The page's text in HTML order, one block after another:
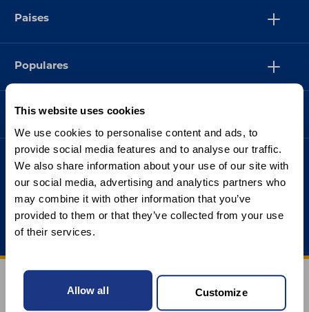
This website uses cookies
We use cookies to personalise content and ads, to
provide social media features and to analyse our traffic.
We also share information about your use of our site with
our social media, advertising and analytics partners who
may combine it with other information that you’ve
provided to them or that they’ve collected from your use
of their services.
Allow all Customize
Paises
Populares
Suporte